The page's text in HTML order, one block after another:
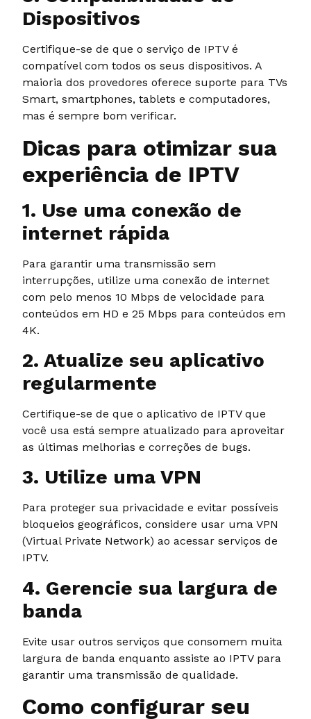
Dispositivos
Certifique-se de que o serviço de IPTV é
compatível com todos os seus dispositivos. A
maioria dos provedores oferece suporte para TVs
Smart, smartphones, tablets e computadores,
mas é sempre bom verificar.
Dicas para otimizar sua
experiência de IPTV
1. Use uma conexão de
internet rápida
Para garantir uma transmissão sem
interrupções, utilize uma conexão de internet
com pelo menos 10 Mbps de velocidade para
conteúdos em HD e 25 Mbps para conteúdos em
4K.
2. Atualize seu aplicativo
regularmente
Certifique-se de que o aplicativo de IPTV que
você usa está sempre atualizado para aproveitar
as últimas melhorias e correções de bugs.
3. Utilize uma VPN
Para proteger sua privacidade e evitar possíveis
bloqueios geográficos, considere usar uma VPN
(Virtual Private Network) ao acessar serviços de
IPTV.
4. Gerencie sua largura de
banda
Evite usar outros serviços que consomem muita
largura de banda enquanto assiste ao IPTV para
garantir uma transmissão de qualidade.
Como configurar seu